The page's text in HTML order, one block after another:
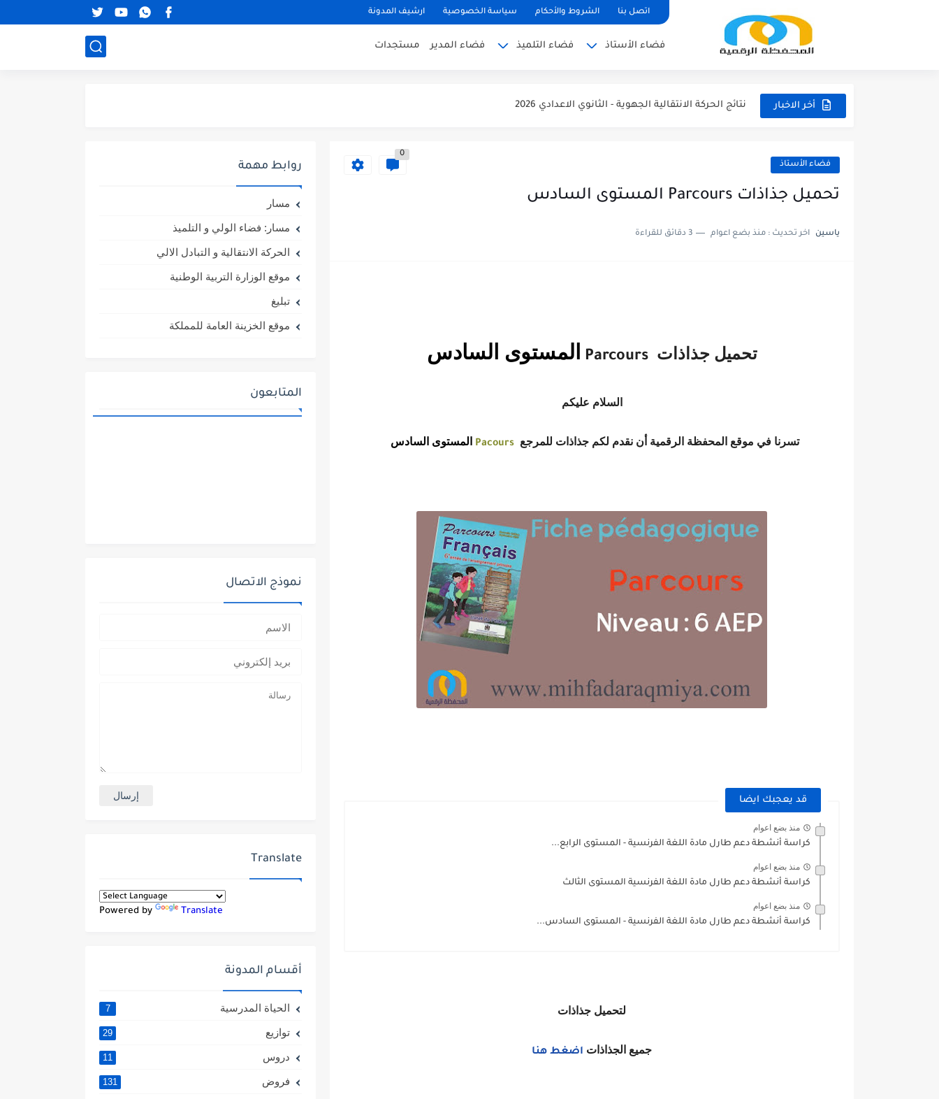
اتصل بنا الشروط والأحكام سياسة الخصوصية ارشيف المدونة
فضاء الأستاذ فضاء التلميذ فضاء المدير مستجدات
أخر الاخبار نتائج الحركة الانتقالية الجهوية - الثانوي الاعدادي 2026
مقرر الوزاري لتنظيم السنة الدراسية 2026/2027
امتحان الموحد الإقليمي الرياضيات لمستوى السادس 2025/2026
فضاء الأستاذ
0
تحميل جذاذات Parcours المستوى السادس
ياسين اخر تحديث : منذ بضع اعوام 3 دقائق للقراءة
تحميل جذاذات Parcours المستوى السادس
السلام عليكم
تسرنا في موقع المحفظة الرقمية أن نقدم لكم جذاذات للمرجع Pacours المستوى السادس
قد يعجبك ايضا
منذ بضع اعوام
كراسة أنشطة دعم طارل مادة اللغة الفرنسية - المستوى الرابع...
منذ بضع اعوام
كراسة أنشطة دعم طارل مادة اللغة الفرنسية المستوى الثالث
منذ بضع اعوام
كراسة أنشطة دعم طارل مادة اللغة الفرنسية - المستوى السادس...
لتحميل جذاذات
جميع الجذاذات اضغط هنا
روابط مهمة
مسار
مسار: فضاء الولي و التلميذ
الحركة الانتقالية و التبادل الالي
موقع الوزارة التربية الوطنية
تبليغ
موقع الخزينة العامة للمملكة
المتابعون
نموذج الاتصال
Translate
Powered by Translate
أقسام المدونة
الحياة المدرسية 7
توازيع 29
دروس 11
فروض 131